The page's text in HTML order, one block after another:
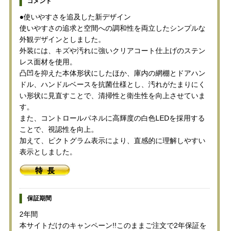
●使いやすさを追及した新デザイン
使いやすさの追求と空間への調和性を両立したシンプルな
外観デザインとしました。
外装には、キズや汚れに強いクリアコート仕上げのステン
レス面材を使用。
凸凹を抑えた本体形状にしたほか、庫内の網棚とドアハン
ドル、ハンドルベースを抗菌仕様とし、汚れがたまりにく
い形状に見直すことで、清掃性と衛生性を向上させていま
す。
また、コントロールパネルに高輝度の白色LEDを採用する
ことで、視認性を向上。
加えて、ピクトグラム表示により、直感的に理解しやすい
表示としました。
保証期間
2年間
本サイトだけのキャンペーン!!このままご注文で2年保証を